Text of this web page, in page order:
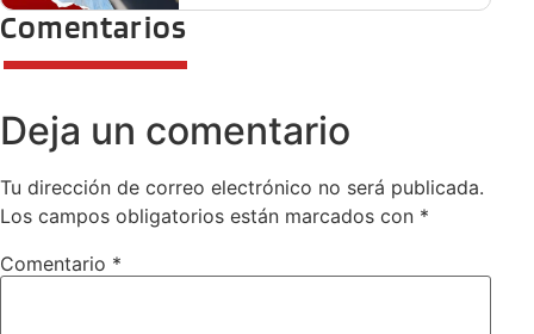
Comentarios
Deja un comentario
Tu dirección de correo electrónico no será publicada.
Los campos obligatorios están marcados con *
Comentario *